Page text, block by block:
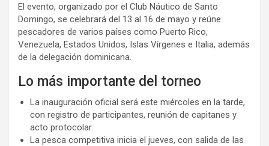
El evento, organizado por el Club Náutico de Santo
Domingo, se celebrará del 13 al 16 de mayo y reúne
pescadores de varios países como Puerto Rico,
Venezuela, Estados Unidos, Islas Vírgenes e Italia, además
de la delegación dominicana.
Lo más importante del torneo
La inauguración oficial será este miércoles en la tarde,
con registro de participantes, reunión de capitanes y
acto protocolar.
La pesca competitiva inicia el jueves, con salida de las